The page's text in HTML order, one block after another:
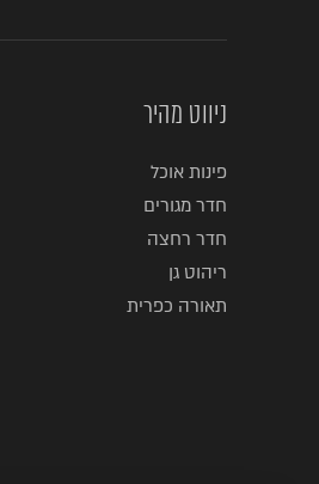
ניווט מהיר
פינות אוכל
חדר מגורים
חדר רחצה
ריהוט גן
תאורה כפרית